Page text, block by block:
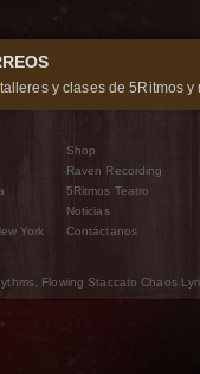
y clases de 5Ritmos y
York
Shop
Raven Recording
5Ritmos Teatro
Noticias
Contáctanos
Flowing Staccato Chaos